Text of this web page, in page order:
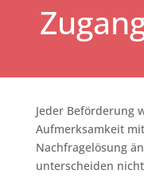
Jeder Beförderung
Aufmerksamkeit
Nachfragelösung
unterscheiden